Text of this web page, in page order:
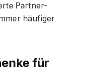
Partner-
häufiger
für